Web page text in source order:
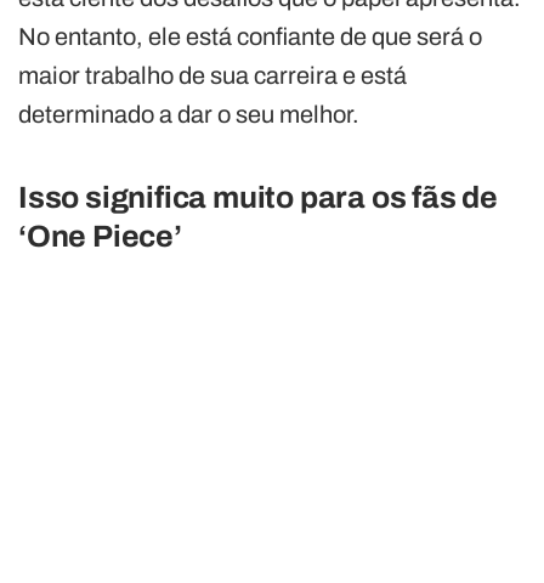
No entanto, ele está confiante de que será o
maior trabalho de sua carreira e está
determinado a dar o seu melhor.
Isso significa muito para os fãs de
‘One Piece’